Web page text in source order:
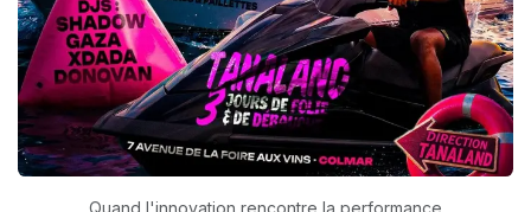
Quand l'innovation rencontre la performance